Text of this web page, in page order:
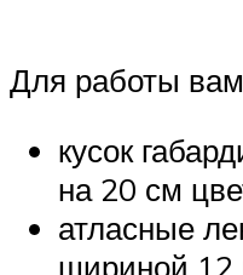
Для работы
кусок
на 20 см
атласные
шириной 12